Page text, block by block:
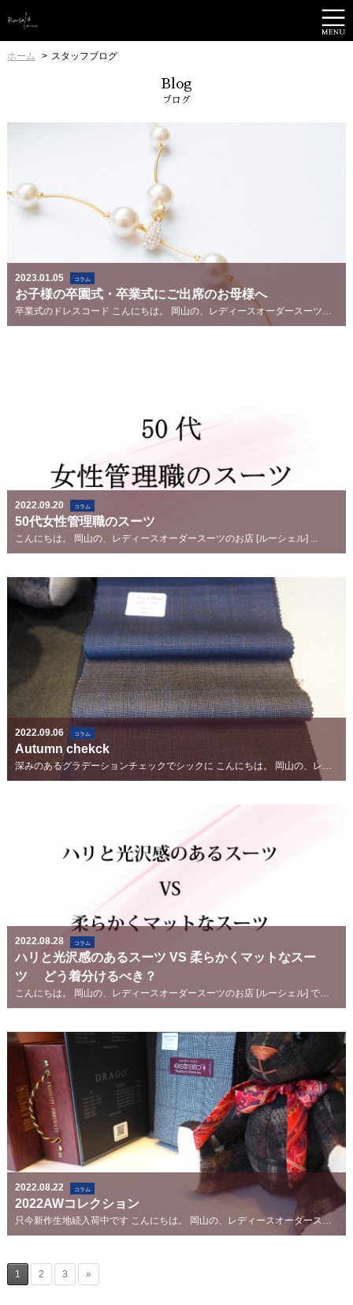
ホーム スタッフブログ
Blog
ブログ
2023.01.05 コラム
お子様の卒園式・卒業式にご出席のお母様へ
卒業式のドレスコード こんにちは。 岡山の、レディースオーダースーツのお店 [ルーシェル] です...
2022.09.20 コラム
50代女性管理職のスーツ
こんにちは。 岡山の、レディースオーダースーツのお店 [ルーシェル] ...
2022.09.06 コラム
Autumn chekck
深みのあるグラデーションチェックでシックに こんにちは。 岡山の、レディースオーダースーツのお店 [ルー...
2022.08.28 コラム
ハリと光沢感のあるスーツ VS 柔らかくマットなスー
ツ どう着分けるべき？
こんにちは。 岡山の、レディースオーダースーツのお店 [ルーシェル] です (＾-＾) ...
2022.08.22 コラム
2022AWコレクション
只今新作生地続入荷中です こんにちは。 岡山の、レディースオーダースーツのお店 [ルーシェル] です ...
1 2 3 »